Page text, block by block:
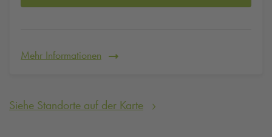
Mehr Informationen
Siehe Standorte auf der Karte